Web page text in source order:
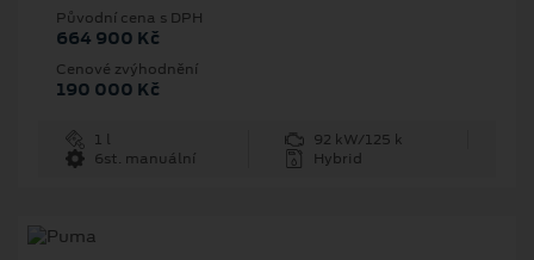
Původní cena s DPH
664 900 Kč
Cenové zvýhodnění
190 000 Kč
1 l
92 kW/125 k
6st. manuální
Hybrid